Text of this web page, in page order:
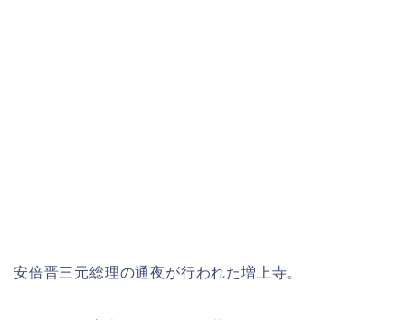
安倍晋三元総理の通夜が行われた増上寺。